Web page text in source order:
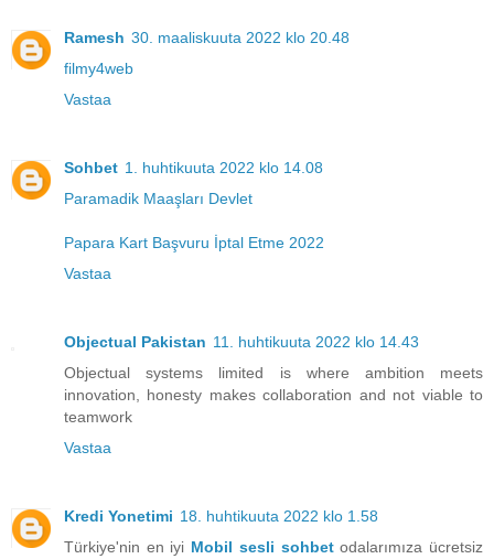
Ramesh 30. maaliskuuta 2022 klo 20.48
filmy4web
Vastaa
Sohbet 1. huhtikuuta 2022 klo 14.08
Paramadik Maaşları Devlet
Papara Kart Başvuru İptal Etme 2022
Vastaa
Objectual Pakistan 11. huhtikuuta 2022 klo 14.43
Objectual systems limited is where ambition meets
innovation, honesty makes collaboration and not viable to
teamwork
Vastaa
Kredi Yonetimi 18. huhtikuuta 2022 klo 1.58
Türkiye'nin en iyi Mobil sesli sohbetodalarımıza ücretsiz